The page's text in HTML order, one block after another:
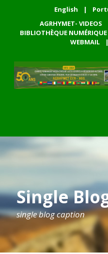
English |
AGRHYMET- VIDEOS
BIBLIOTHÈQUE NUMÉRIQUE
WEBMAIL
|
Single
single blog caption